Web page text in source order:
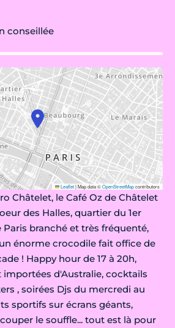
conseillée
Leaflet|Map data ©OpenStreetMapcontributors
Châtelet, le Café Oz de Châtelet
des Halles, quartier du 1er
branché et très fréquenté,
énorme crocodile fait office de
! Happy hour de 17 à 20h,
d'Australie, cocktails
, soirées Djs du mercredi au
sportifs sur écrans géants,
le souffle... tout est là pour